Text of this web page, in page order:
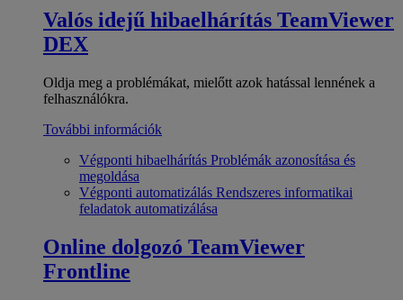
Valós idejű hibaelhárítás TeamViewer
DEX
Oldja meg a problémákat, mielőtt azok hatással lennének a
felhasználókra.
További információk
Végponti hibaelhárítás Problémák azonosítása és
megoldása
Végponti automatizálás Rendszeres informatikai
feladatok automatizálása
Online dolgozó TeamViewer
Frontline